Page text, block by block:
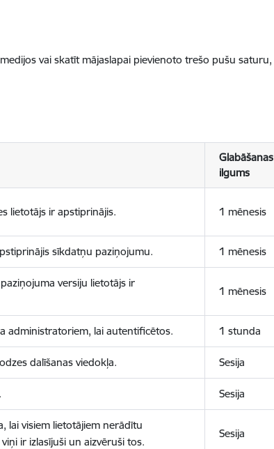
vai skatīt mājaslapai pievienoto trešo pušu saturu,
Glabāšanas
ilgums
lietotājs ir apstiprinājis. 1 mēnesis
sīkdatņu paziņojumu. 1 mēnesis
versiju lietotājs ir
1 mēnesis
administratoriem, lai autentificētos. 1 stunda
dalīšanas viedokļa. Sesija
Sesija
lai visiem lietotājiem nerādītu
ir izlasījuši un aizvēruši tos.
Sesija